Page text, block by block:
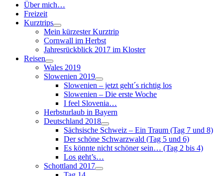
Über mich…
Freizeit
Kurztrips
Mein kürzester Kurztrip
Cornwall im Herbst
Jahresrückblick 2017 im Kloster
Reisen
Wales 2019
Slowenien 2019
Slowenien – jetzt geht´s richtig los
Slowenien – Die erste Woche
I feel Slovenia…
Herbsturlaub in Bayern
Deutschland 2018
Sächsische Schweiz – Ein Traum (Tag 7 und 8)
Der schöne Schwarzwald (Tag 5 und 6)
Es könnte nicht schöner sein… (Tag 2 bis 4)
Los geht’s…
Schottland 2017